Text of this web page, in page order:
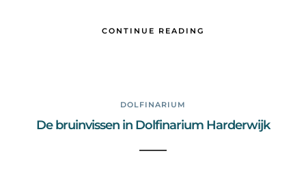
CONTINUE READING
DOLFINARIUM
De bruinvissen in Dolfinarium Harderwijk